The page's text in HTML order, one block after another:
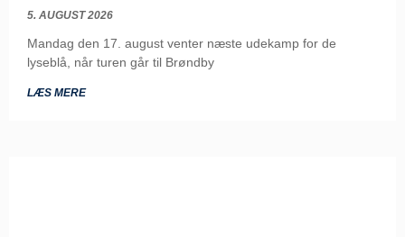
5. AUGUST 2026
Mandag den 17. august venter næste udekamp for de
lyseblå, når turen går til Brøndby
LÆS MERE